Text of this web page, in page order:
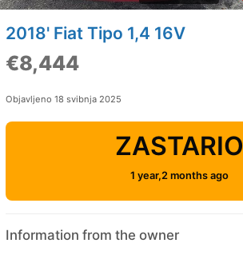
2018' Fiat Tipo 1,4 16V
€8,444
Objavljeno 18 svibnja 2025
ZASTARIO
1 year,2 months ago
Information from the owner